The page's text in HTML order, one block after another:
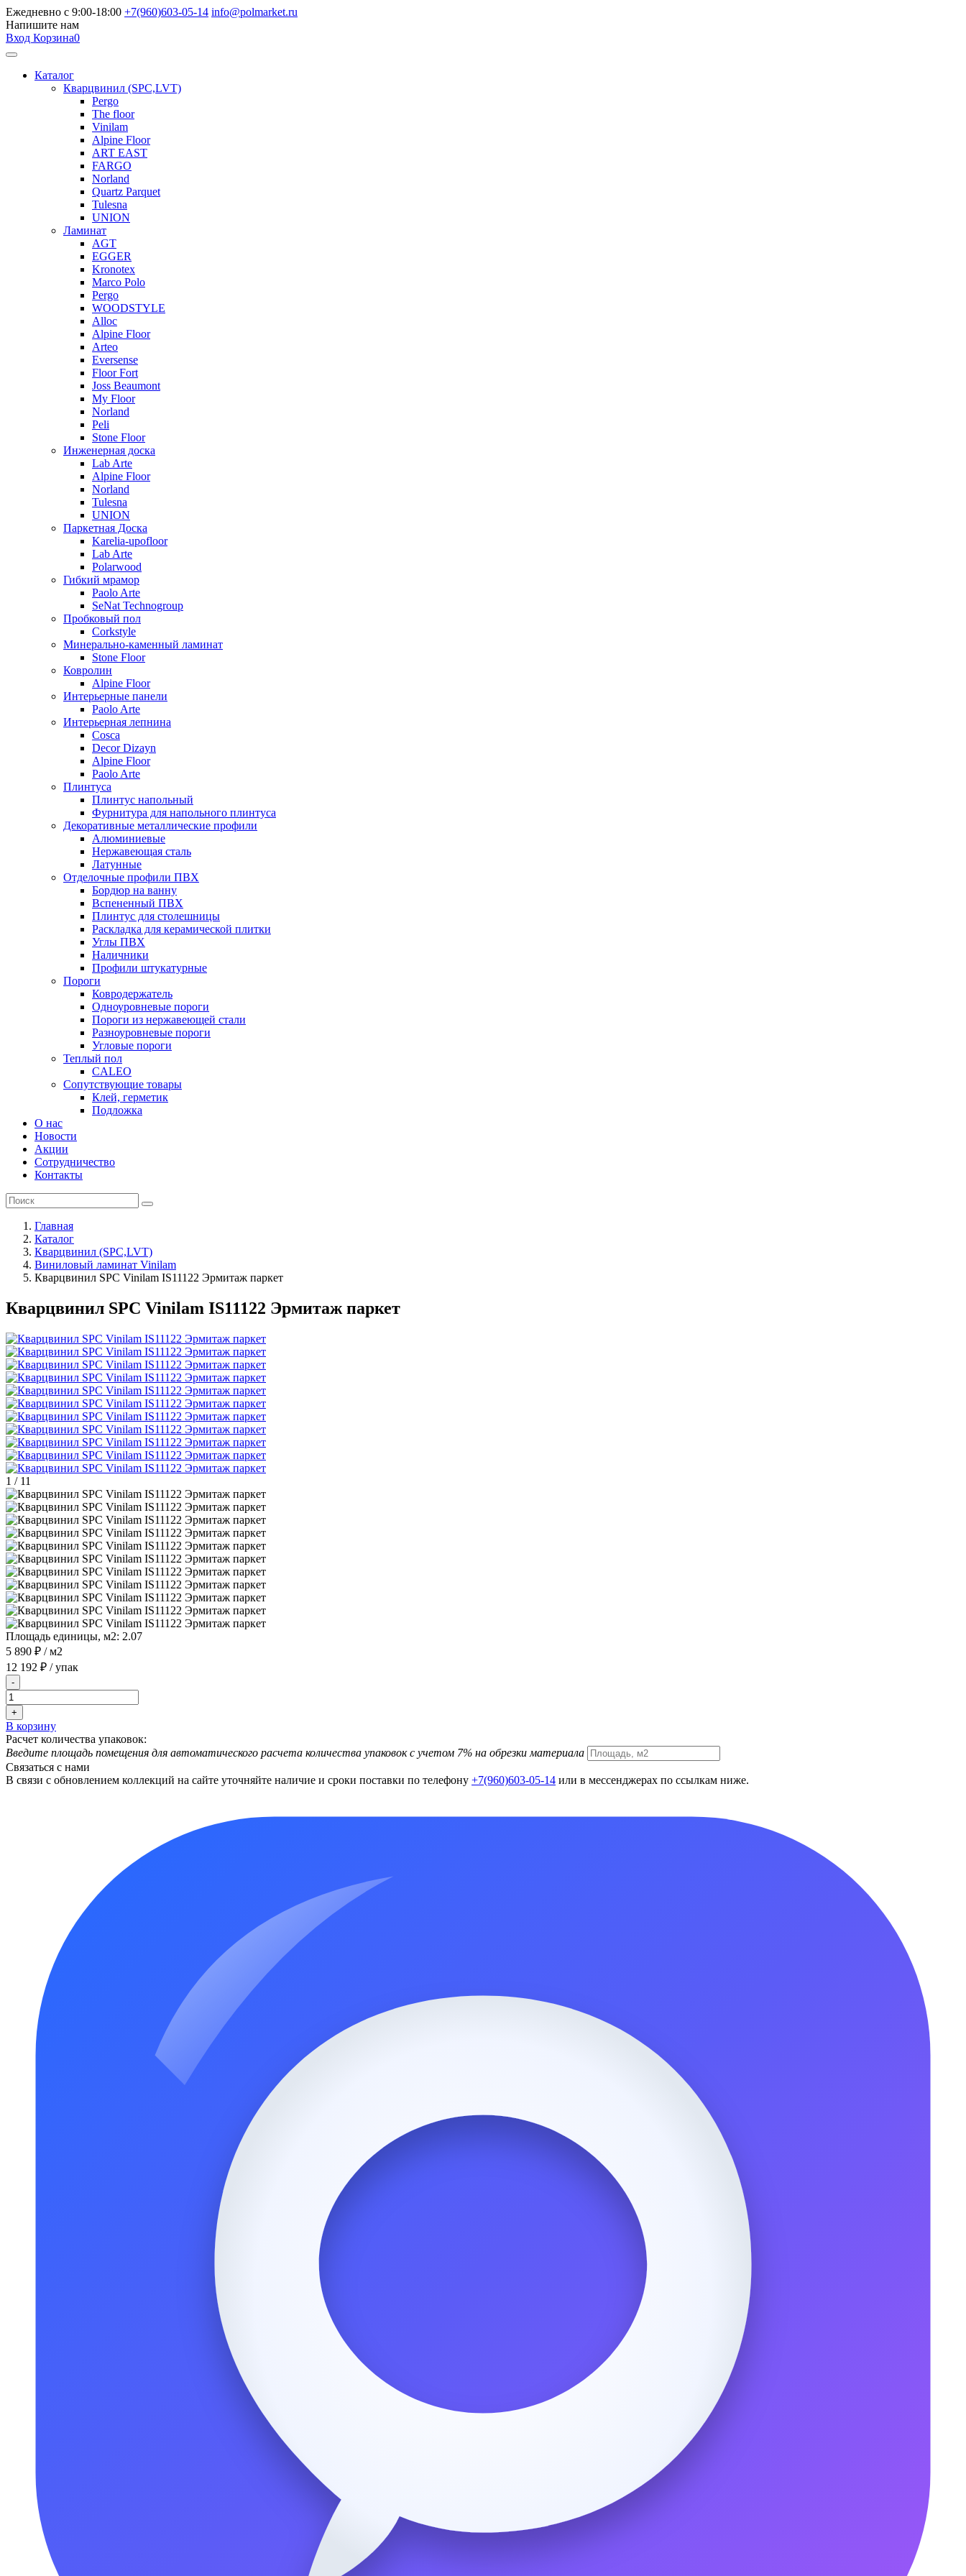
Ежедневно с 9:00-18:00 +7(960)603-05-14 info@polmarket.ru
Напишите нам
Вход Корзина0
Каталог
Кварцвинил (SPC,LVT)
Pergo
The floor
Vinilam
Alpine Floor
ART EAST
FARGO
Norland
Quartz Parquet
Tulesna
UNION
Ламинат
AGT
EGGER
Kronotex
Marco Polo
Pergo
WOODSTYLE
Alloc
Alpine Floor
Arteo
Eversense
Floor Fort
Joss Beaumont
My Floor
Norland
Peli
Stone Floor
Инженерная доска
Lab Arte
Alpine Floor
Norland
Tulesna
UNION
Паркетная Доска
Karelia-upofloor
Lab Arte
Polarwood
Гибкий мрамор
Paolo Arte
SeNat Technogroup
Пробковый пол
Corkstyle
Минерально-каменный ламинат
Stone Floor
Ковролин
Alpine Floor
Интерьерные панели
Paolo Arte
Интерьерная лепнина
Cosca
Decor Dizayn
Alpine Floor
Paolo Arte
Плинтуса
Плинтус напольный
Фурнитура для напольного плинтуса
Декоративные металлические профили
Алюминиевые
Нержавеющая сталь
Латунные
Отделочные профили ПВХ
Бордюр на ванну
Вспененный ПВХ
Плинтус для столешницы
Раскладка для керамической плитки
Углы ПВХ
Наличники
Профили штукатурные
Пороги
Ковродержатель
Одноуровневые пороги
Пороги из нержавеющей стали
Разноуровневые пороги
Угловые пороги
Теплый пол
CALEO
Сопутствующие товары
Клей, герметик
Подложка
О нас
Новости
Акции
Сотрудничество
Контакты
Главная
Каталог
Кварцвинил (SPC,LVT)
Виниловый ламинат Vinilam
Кварцвинил SPC Vinilam IS11122 Эрмитаж паркет
Кварцвинил SPC Vinilam IS11122 Эрмитаж паркет
1 / 11
Площадь единицы, м2: 2.07
5 890 ₽ / м2
12 192 ₽ / упак
-
+
В корзину
Расчет количества упаковок:
Введите площадь помещения для автоматического расчета количества упаковок с учетом 7% на обрезки материала
Связаться с нами
В связи с обновлением коллекций на сайте уточняйте наличие и сроки поставки по телефону +7(960)603-05-14 или в мессенджерах по ссылкам ниже.